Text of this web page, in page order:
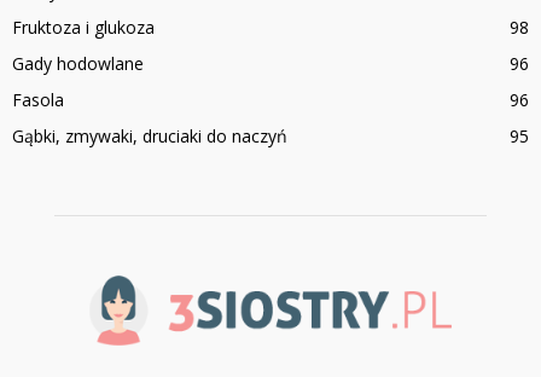
Fruktoza i glukoza
98
Gady hodowlane
96
Fasola
96
Gąbki, zmywaki, druciaki do naczyń
95